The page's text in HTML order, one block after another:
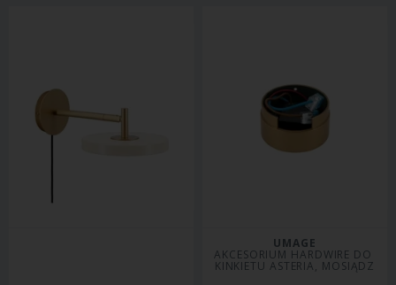
UMAGE
AKCESORIUM HARDWIRE DO
KINKIETU ASTERIA, MOSIĄDZ